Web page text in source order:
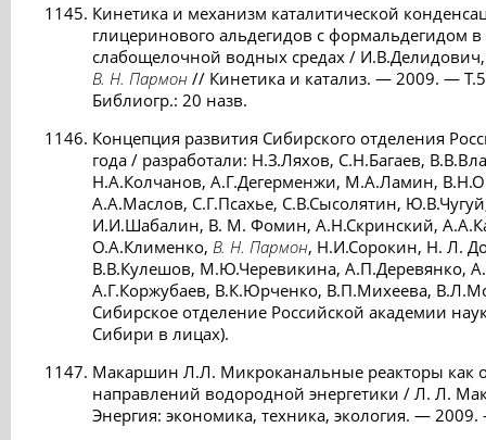
Кинетика и механизм каталитической
глицеринового альдегидов с формальдегидом
слабощелочной водных средах /
В. Н. Пармон // Кинетика и катализ. — 2009. —
Библиогр.: 20 назв.
Концепция развития Сибирского отделения
года / разработали: Н.З.Ляхов, C.Н.Багаев,
Н.А.Колчанов, А.Г.Дегерменжи, М.А.Ламин,
А.А.Маслов, C.Г.Псахье, C.В.Сысолятин,
И.И.Шабалин, В. М. Фомин, А.Н.Скринский,
О.А.Клименко, В. Н. Пармон, Н.И.Сорокин, Н. Л.
В.В.Кулешов, М.Ю.Черевикина, А.П.Деревянко,
А.Г.Коржубаев, В.К.Юрченко, В.П.Михеева,
Сибирское отделение Российской академии
Сибири в лицах).
Макаршин Л.Л. Микроканальные реакторы как
направлений водородной энергетики / Л. Л.
Энергия: экономика, техника, экология. —